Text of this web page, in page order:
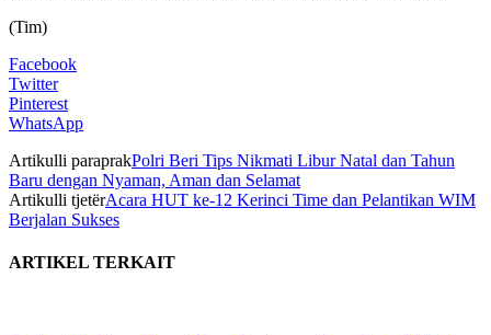
(Tim)
Facebook
Twitter
Pinterest
WhatsApp
Artikulli paraprakPolri Beri Tips Nikmati Libur Natal dan Tahun
Baru dengan Nyaman, Aman dan Selamat
Artikulli tjetërAcara HUT ke-12 Kerinci Time dan Pelantikan WIM
Berjalan Sukses
ARTIKEL TERKAIT